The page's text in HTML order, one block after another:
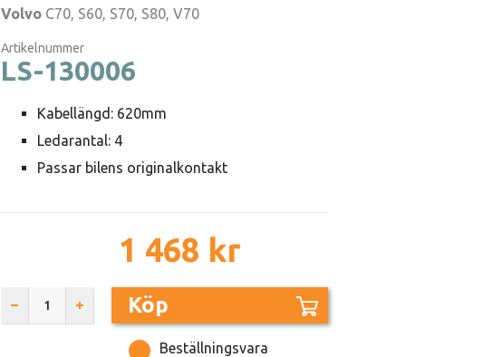
Volvo C70, S60, S70, S80, V70
Artikelnummer
LS-130006
Kabellängd: 620mm
Ledarantal: 4
Passar bilens originalkontakt
1 468 kr
Köp
Beställningsvara